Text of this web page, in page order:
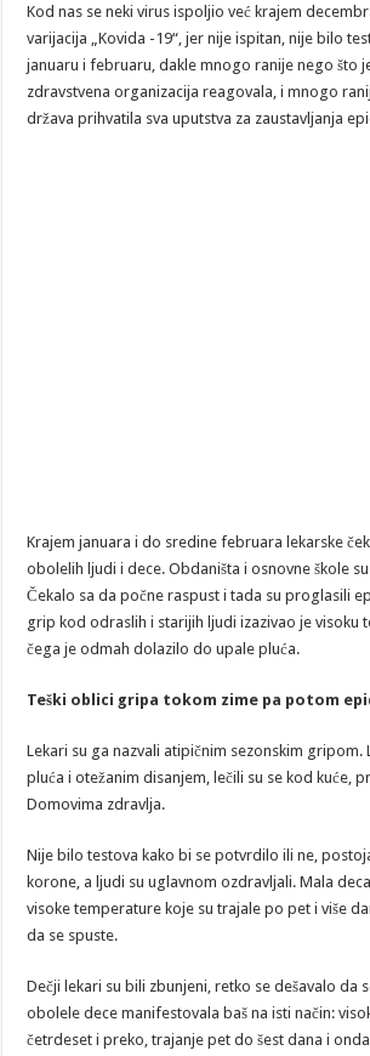
Kod nas se neki virus ispoljio već krajem
varijacija „Kovida -19“, jer nije ispitan, nije bilo
januaru i februaru, dakle mnogo ranije nego što
zdravstvena organizacija reagovala, i mnogo
država prihvatila sva uputstva za zaustavljanja
Krajem januara i do sredine februara lekarske
obolelih ljudi i dece. Obdaništa i osnovne škole
Čekalo sa da počne raspust i tada su proglasili
grip kod odraslih i starijih ljudi izazivao je visoku
čega je odmah dolazilo do upale pluća.
Teški oblici gripa tokom zime pa potom
Lekari su ga nazvali atipičnim sezonskim gripom.
pluća i otežanim disanjem, lečili su se kod kuće,
Domovima zdravlja.
Nije bilo testova kako bi se potvrdilo ili ne,
korone, a ljudi su uglavnom ozdravljali. Mala
visoke temperature koje su trajale po pet i više
da se spuste.
Dečji lekari su bili zbunjeni, retko se dešavalo da
obolele dece manifestovala baš na isti način:
četrdeset i preko, trajanje pet do šest dana i